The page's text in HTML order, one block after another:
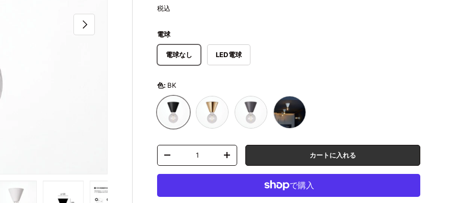
次
税込
電球
電球なし LED電球
色: BK
BK BS GY WH
数量
数量を減らす
数量を増やす カートに入れる